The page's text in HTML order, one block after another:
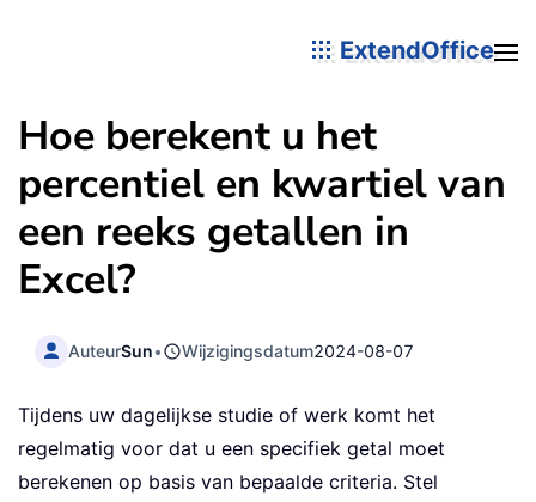
ExtendOffice
Hoe berekent u het
percentiel en kwartiel van
een reeks getallen in
Excel?
AuteurSun• Wijzigingsdatum2024-08-07
Tijdens uw dagelijkse studie of werk komt het
regelmatig voor dat u een specifiek getal moet
berekenen op basis van bepaalde criteria. Stel